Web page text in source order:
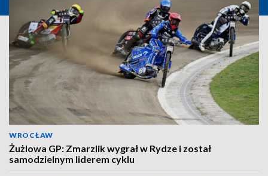
WROCŁAW
Żużlowa GP: Zmarzlik wygrał w Rydze i został
samodzielnym liderem cyklu